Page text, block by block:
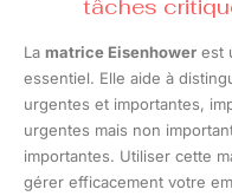
tâches
La matrice Eisenhower est
essentiel. Elle aide à
urgentes et importantes,
urgentes mais non
importantes. Utiliser cette
gérer efficacement votre